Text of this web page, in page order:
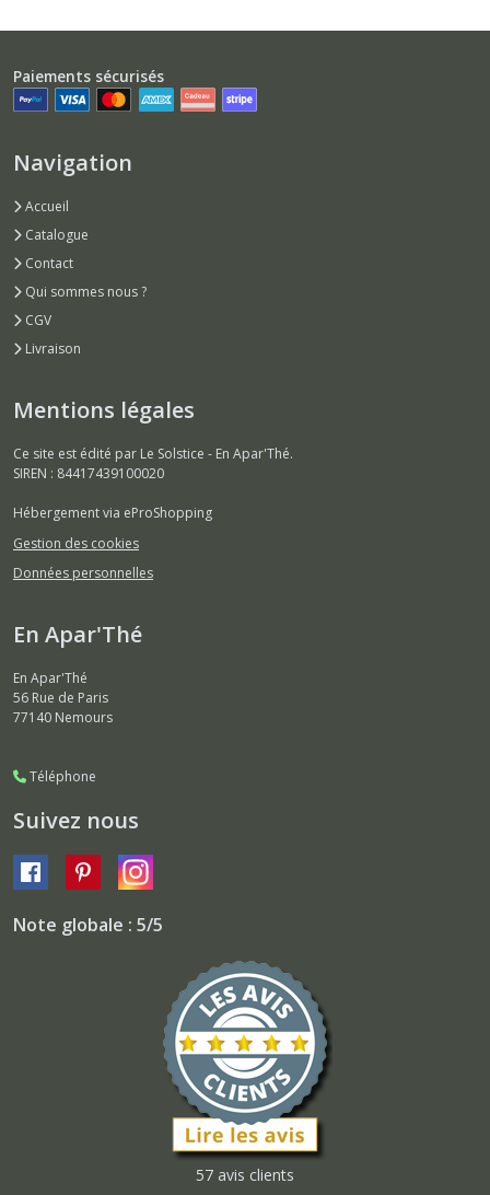
Paiements sécurisés
Navigation
Accueil
Catalogue
Contact
Qui sommes nous ?
CGV
Livraison
Mentions légales
Ce site est édité par Le Solstice - En Apar'Thé.
SIREN : 84417439100020
Hébergement via eProShopping
Gestion des cookies
Données personnelles
En Apar'Thé
En Apar'Thé
56 Rue de Paris
77140 Nemours
Téléphone
Suivez nous
Note globale : 5/5
57 avis clients